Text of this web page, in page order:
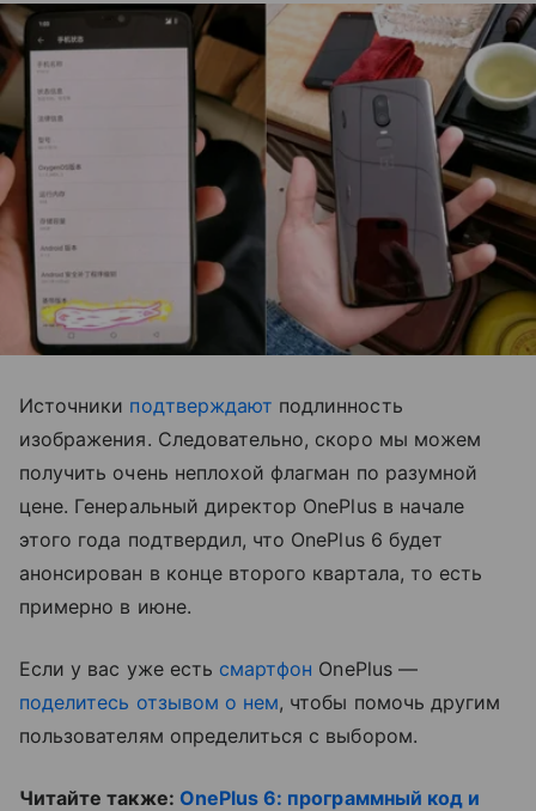
Источники подтверждают подлинность
изображения. Следовательно, скоро мы можем
получить очень неплохой флагман по разумной
цене. Генеральный директор OnePlus в начале
этого года подтвердил, что OnePlus 6 будет
анонсирован в конце второго квартала, то есть
примерно в июне.
Если у вас уже есть смартфон OnePlus —
поделитесь отзывом о нем, чтобы помочь другим
пользователям определиться с выбором.
Читайте также: OnePlus 6: программный код и